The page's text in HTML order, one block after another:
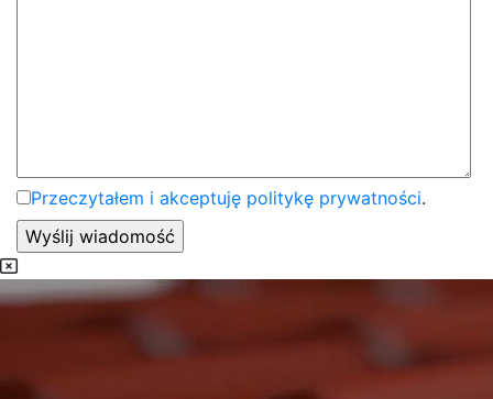
Przeczytałem i akceptuję politykę prywatności.